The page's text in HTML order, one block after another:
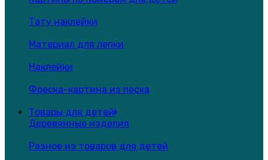
Тату наклейки
Материал для лепки
Наклейки
Фреска-картина из песка
Товары для детей
Деревянные изделия
Разное из товаров для детей